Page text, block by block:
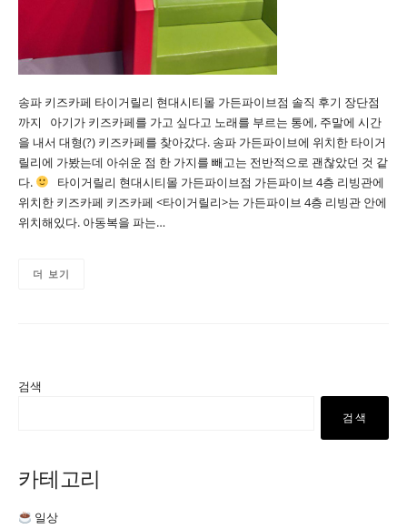
송파 키즈카페 타이거릴리 현대시티몰 가든파이브점 솔직 후기 장단점
까지 아기가 키즈카페를 가고 싶다고 노래를 부르는 통에, 주말에 시간
을 내서 대형(?) 키즈카페를 찾아갔다. 송파 가든파이브에 위치한 타이거
릴리에 가봤는데 아쉬운 점 한 가지를 빼고는 전반적으로 괜찮았던 것 같
다.
타이거릴리 현대시티몰 가든파이브점 가든파이브 4층 리빙관에
위치한 키즈카페 키즈카페 <타이거릴리>는 가든파이브 4층 리빙관 안에
위치해있다. 아동복을 파는…
더 보기
검색
검색
카테고리
일상